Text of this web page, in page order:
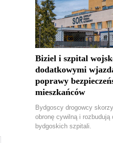
Biziel i szpital
dodatkowymi
poprawy
mieszkańców
Bydgoscy drogowcy
obronę cywilną i
bydgoskich szpitali.